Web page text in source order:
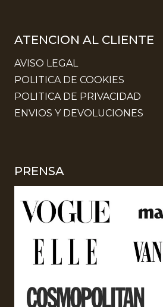
ATENCION AL CLIENTE
AVISO LEGAL
POLITICA DE COOKIES
POLITICA DE PRIVACIDAD
ENVIOS Y DEVOLUCIONES
PRENSA